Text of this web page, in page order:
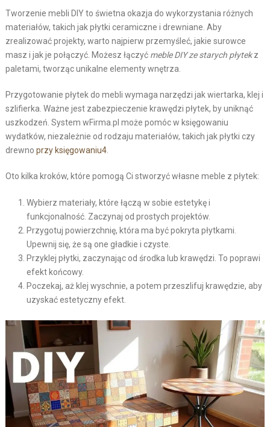
Tworzenie mebli DIY to świetna okazja do wykorzystania różnych
materiałów, takich jak płytki ceramiczne i drewniane. Aby
zrealizować projekty, warto najpierw przemyśleć, jakie surowce
masz i jak je połączyć. Możesz łączyć meble DIY ze starych płytekz
paletami, tworząc unikalne elementy wnętrza.
Przygotowanie płytek do mebli wymaga narzędzi jak wiertarka, klej i
szlifierka. Ważne jest zabezpieczenie krawędzi płytek, by uniknąć
uszkodzeń. System wFirma.pl może pomóc w księgowaniu
wydatków, niezależnie od rodzaju materiałów, takich jak płytki czy
drewno przy księgowaniu4.
Oto kilka kroków, które pomogą Ci stworzyć własne meble z płytek:
Wybierz materiały, które łączą w sobie estetykę i
funkcjonalność. Zaczynaj od prostych projektów.
Przygotuj powierzchnię, która ma być pokryta płytkami.
Upewnij się, że są one gładkie i czyste.
Przyklej płytki, zaczynając od środka lub krawędzi. To poprawi
efekt końcowy.
Poczekaj, aż klej wyschnie, a potem przeszlifuj krawędzie, aby
uzyskać estetyczny efekt.